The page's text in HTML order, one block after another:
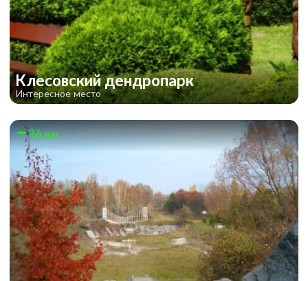
Клесовский дендропарк
Интересное место
36 км